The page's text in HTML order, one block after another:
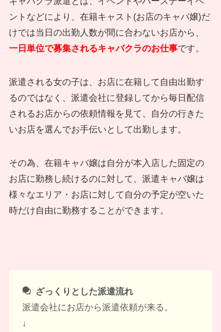
ントなどにより、在籍キャスト(お店のキャバ嬢)だ
けでは当日の出勤人数が間に合わないお店から、
一日単位で募集されるキャバクラのお仕事です。
派遣される女の子は、お店に在籍して自由出勤す
るのではなく、派遣会社に登録してから毎日配信
されるお店からの依頼情報を見て、自分の行きた
いお店を選んでお手伝いとして出勤します。
その為、在籍キャバ嬢は自分が本入店した固定の
お店に勤務し続けるのに対して、派遣キャバ嬢は
様々なエリア・お店に対して自分の予定が空いた
時だけ自由に勤務することができます。
ざっくりとした派遣流れ
派遣会社にお店から派遣依頼が来る。
↓